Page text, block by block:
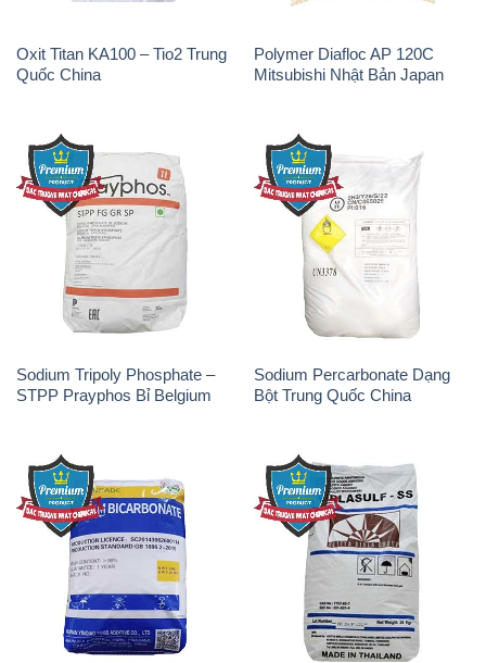
Sodium Tripoly Phosphate –
STPP Prayphos Bỉ Belgium
Sodium Percarbonate Dạng
Bột Trung Quốc China
Sodium Bicarbonate – Bicar
NaHCO3 Hunan Trung Quốc
Natri Sunphit – NA2SO3 Thái